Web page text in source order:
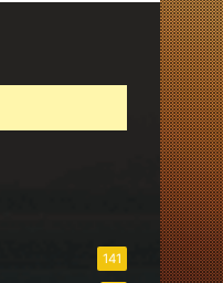
141